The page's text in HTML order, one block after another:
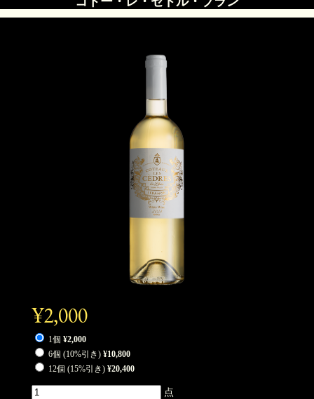
¥2,000
1個 ¥2,000
6個 (10%引き) ¥10,800
12個 (15%引き) ¥20,400
点